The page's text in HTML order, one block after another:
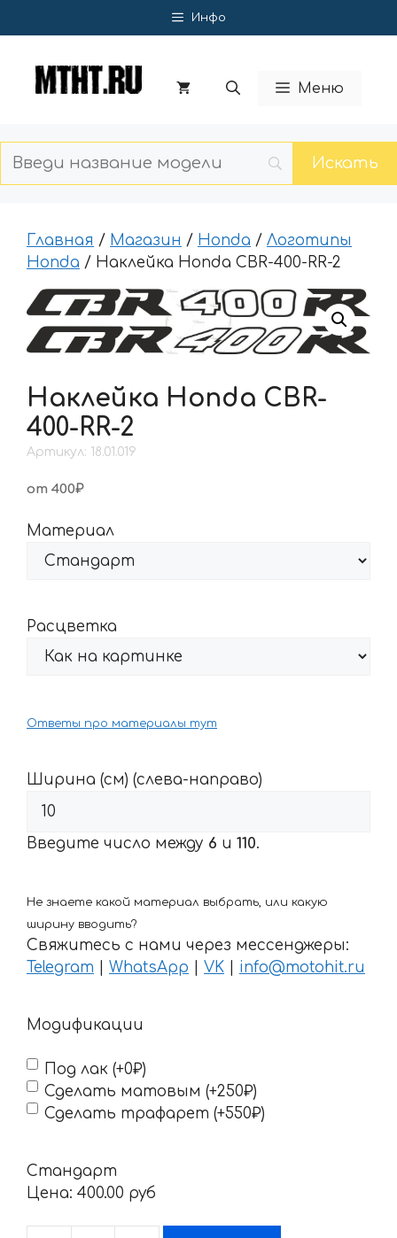
к
Инфо
Меню
Главная / Магазин / Honda / Логотипы
Honda / Наклейка Honda CBR-400-RR-2
Наклейка Honda CBR-
400-RR-2
Артикул: 18.01.019
от 400₽
Материал
Расцветка
Ответы про материалы тут
Ширина (см) (слева-направо)
Введите число между 6 и 110.
Не знаете какой материал выбрать, или какую
ширину вводить?
Свяжитесь с нами через мессенджеры:
Telegram
WhatsApp VK info@motohit.ru
Модификации
Под лак (+0₽)
Сделать матовым (+250₽)
Сделать трафарет (+550₽)
Стандарт
Цена: 400.00 pyб